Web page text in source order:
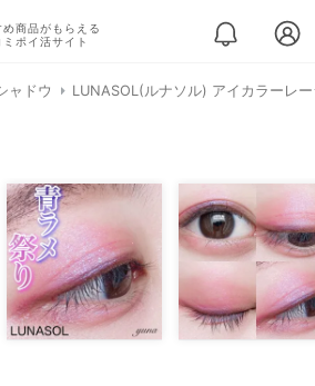
め商品がもらえる
ミポイ活サイト
ャドウ LUNASOL(ルナソル) アイカラーレ